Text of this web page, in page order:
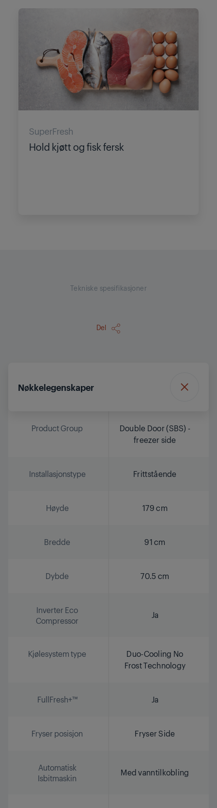
SuperFresh
Hold kjøtt og fisk fersk
Tekniske spesifikasjoner
Del
Nøkkelegenskaper
Product Group
Double Door (SBS) -
freezer side
Installasjonstype Frittstående
Høyde 179 cm
Bredde 91 cm
Dybde 70.5 cm
Inverter Eco
Compressor
Ja
Kjølesystem type
Duo-Cooling No
Frost Technology
FullFresh+™ Ja
Fryser posisjon Fryser Side
Automatisk
Isbitmaskin
Med vanntilkobling